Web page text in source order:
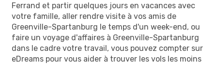
Ferrand et partir quelques jours en vacances avec
votre famille, aller rendre visite à vos amis de
Greenville-Spartanburg le temps d'un week-end, ou
faire un voyage d'affaires à Greenville-Spartanburg
dans le cadre votre travail, vous pouvez compter sur
eDreams pour vous aider à trouver les vols les moins